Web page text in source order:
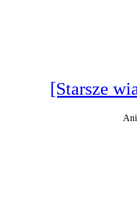
[Starsze